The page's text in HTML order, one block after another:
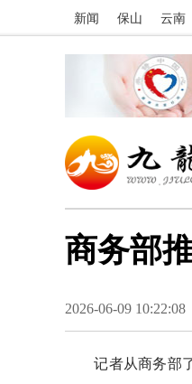
新闻 保山 云南
商务部
2026-06-09 10:22:08
记者从商务部了